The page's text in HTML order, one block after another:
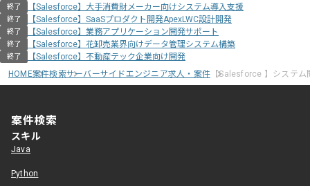
終了 【Salesforce】大手消費財メーカー向けシステム導入支援
終了 【Salesforce】SaaSプロダクト開発ApexLWC設計開発
終了 【Salesforce】業務アプリケーション開発サポート
終了 【Salesforce】花卸売業界向けデータ管理システム構築
終了
【Salesforce】不動産テック企業向け開発
HOME案件検索サーバーサイドエンジニア求人・案件 【Salesforce 】システム
案件検索
スキル
Java
Python